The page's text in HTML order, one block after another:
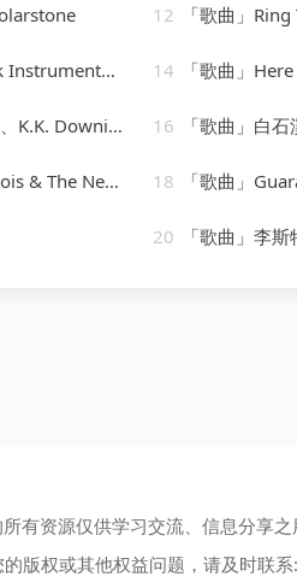
12 「歌曲」
Dutronc-Karaoke 14 「歌曲」
Derek Sherinian 16 「歌曲」白
New Frenchies 18 「歌曲」
20 「歌曲」李斯
有资源仅供学习交流、信息分享
版权或其他权益问题，请及时联系: